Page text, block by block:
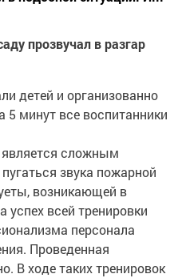
прозвучал в разгар
детей и организованно
5 минут все воспитанники
сложным
звука пожарной
возникающей в
успех всей тренировки
персонала
Проведенная
В ходе таких тренировок